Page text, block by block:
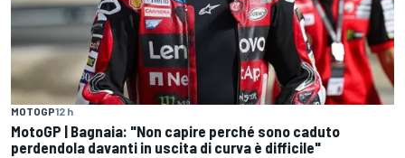
MOTOGP12 h
MotoGP | Bagnaia: "Non capire perché sono caduto
perdendola davanti in uscita di curva è difficile"